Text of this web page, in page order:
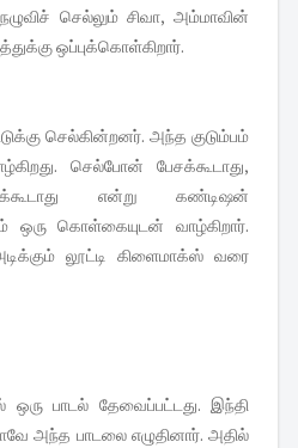
செல்லும் சிவா, அம்மாவின்
ஒப்புக்கொள்கிறார்.
செல்கின்றனர். அந்த குடும்பம்
செல்போன் பேசக்கூடாது,
என்று கண்டிஷன்
ஒரு கொள்கையுடன் வாழ்கிறார்.
லூட்டி கிளைமாக்ஸ் வரை
ஒரு பாடல் தேவைப்பட்டது. இந்தி
அந்த பாடலை எழுதினார். அதில்